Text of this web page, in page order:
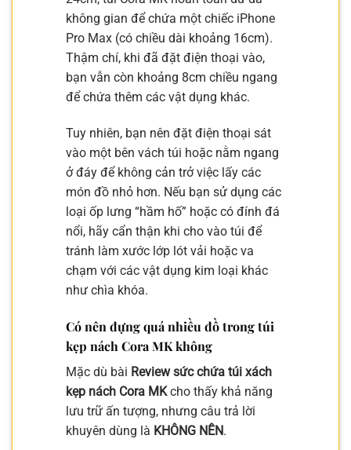
không gian để chứa một chiếc iPhone
Pro Max (có chiều dài khoảng 16cm).
Thậm chí, khi đã đặt điện thoại vào,
bạn vẫn còn khoảng 8cm chiều ngang
để chứa thêm các vật dụng khác.
Tuy nhiên, bạn nên đặt điện thoại sát
vào một bên vách túi hoặc nằm ngang
ở đáy để không cản trở việc lấy các
món đồ nhỏ hơn. Nếu bạn sử dụng các
loại ốp lưng “hầm hố” hoặc có đính đá
nổi, hãy cẩn thận khi cho vào túi để
tránh làm xước lớp lót vải hoặc va
chạm với các vật dụng kim loại khác
như chìa khóa.
Có nên đựng quá nhiều đồ trong túi
kẹp nách Cora MK không
Mặc dù bài Review sức chứa túi xách
kẹp nách Cora MKcho thấy khả năng
lưu trữ ấn tượng, nhưng câu trả lời
khuyên dùng là KHÔNG NÊN.